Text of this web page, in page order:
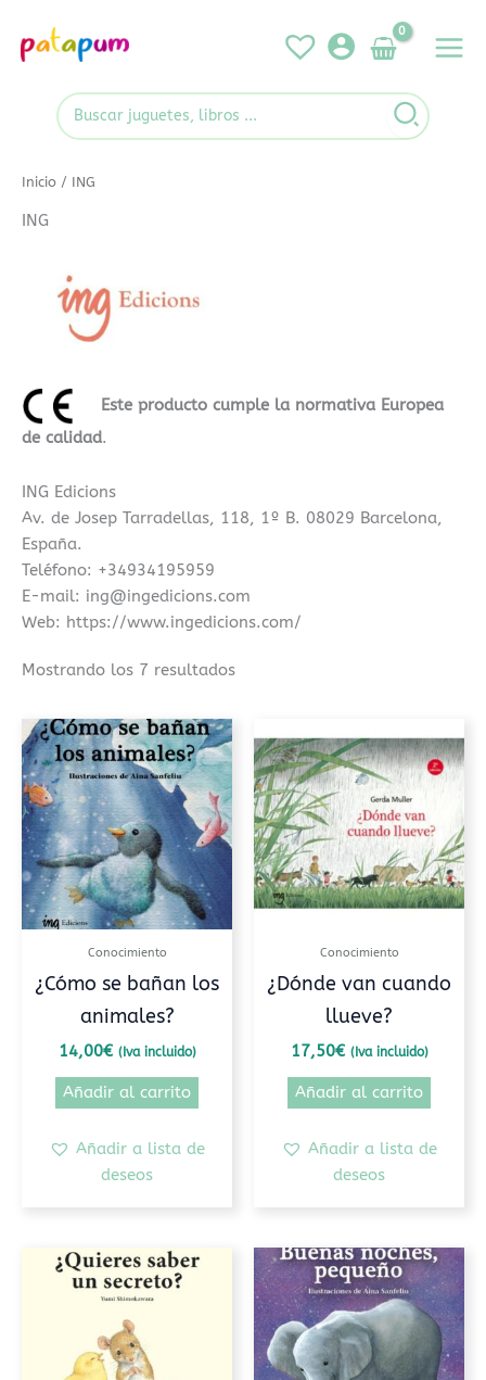
contenido
Search
for:
Inicio / ING
ING
Este producto cumple la normativa Europea
de calidad.
ING Edicions
Av. de Josep Tarradellas, 118, 1º B. 08029 Barcelona,
España.
Teléfono: +34934195959
E-mail: ing@ingedicions.com
Web: https://www.ingedicions.com/
Mostrando los 7 resultados
Conocimiento
¿Cómo se bañan los
animales?
14,00€ (Iva incluido)
Añadir al carrito
Añadir a lista de
deseos
Conocimiento
¿Dónde van cuando
llueve?
17,50€ (Iva incluido)
Añadir al carrito
Añadir a lista de
deseos